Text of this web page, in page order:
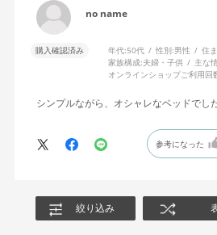
no name
購入確認済み 年代:50代 性別:男性 住
家族構成:夫婦・子供 主な
オンラインショップご利用回
シンプルながら、オシャレなベッドでした
参考になった
絞り込み